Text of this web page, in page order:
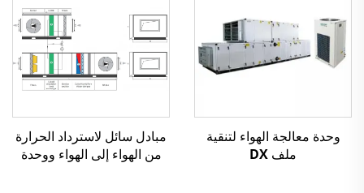
وحدة معالجة الهواء لتنقية
ملف DX
مبادل سائل لاسترداد الحرارة
من الهواء إلى الهواء ووحدة